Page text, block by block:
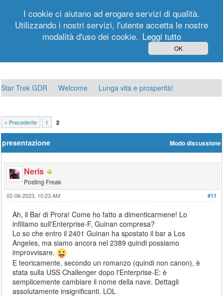
Registrati
Star Trek GDR Welcome Lunga vita e prosperità!
« Precedente 1 2
Modo discussione
presentazione
Neris
Posting Freak
#11
02-06-2023, 10:23 AM
Ah, il Bar di Prora! Come ho fatto a dimenticarmene! Lo
infiliamo sull'Enterprise-F, Guinan compresa?
Lo so che entro il 2401 Guinan ha spostato il bar a Los
Angeles, ma siamo ancora nel 2389 quindi possiamo
improvvisare.
E teoricamente, secondo un romanzo (quindi non canon), è
stata sulla USS Challenger dopo l'Enterprise-E: è
semplicemente cambiare il nome della nave. Dettagli
assolutamente insignificanti. LOL
I cookie ci aiutano ad erogare servizi di qualità.
Utilizzando i nostri servizi, l'utente accetta le nostre
modalità d'uso dei cookie. Leggi tutto
OK